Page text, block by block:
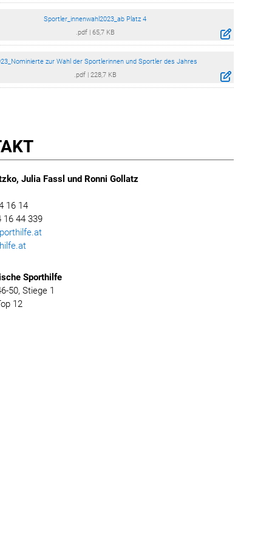
Sportler_innenwahl2023_ab Platz 4
.pdf| 65,7 KB
zur Wahl der Sportlerinnen und Sportler des Jahres
.pdf| 228,7 KB
Julia Fassl und Ronni Gollatz
16 14
44 339
Sporthilfe
50, Stiege 1
12